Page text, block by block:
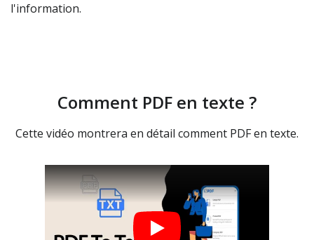
l'information.
Comment PDF en texte ?
Cette vidéo montrera en détail comment PDF en texte.